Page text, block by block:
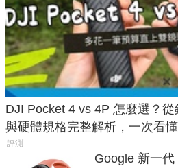
DJI Pocket 4 vs 4P 怎麼選？
與硬體規格完整解析，一次看
評測
Google 新一